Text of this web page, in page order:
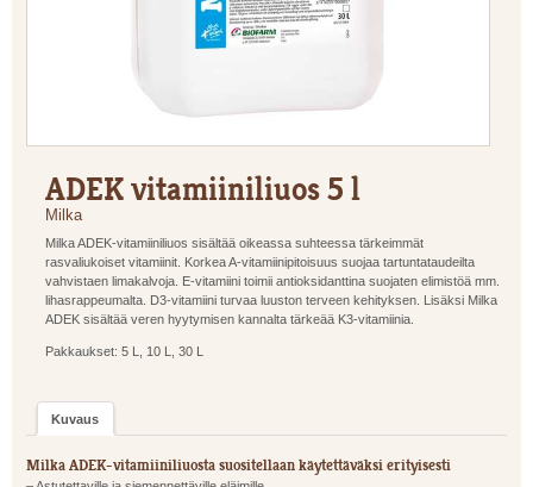
ADEK vitamiiniliuos 5 l
Milka
Milka ADEK-vitamiiniliuos sisältää oikeassa suhteessa tärkeimmät
rasvaliukoiset vitamiinit. Korkea A-vitamiinipitoisuus suojaa tartuntataudeilta
vahvistaen limakalvoja. E-vitamiini toimii antioksidanttina suojaten elimistöä mm.
lihasrappeumalta. D3-vitamiini turvaa luuston terveen kehityksen. Lisäksi Milka
ADEK sisältää veren hyytymisen kannalta tärkeää K3-vitamiinia.
Pakkaukset: 5 L, 10 L, 30 L
Kuvaus
Milka ADEK-vitamiiniliuosta suositellaan käytettäväksi erityisesti